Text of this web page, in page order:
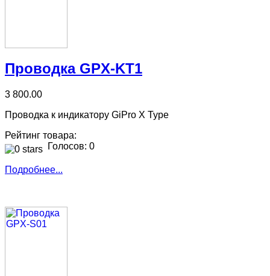
Проводка GPX-KT1
3 800.00
Проводка к индикатору GiPro X Type
Рейтинг товара:
Голосов: 0
Подробнее...